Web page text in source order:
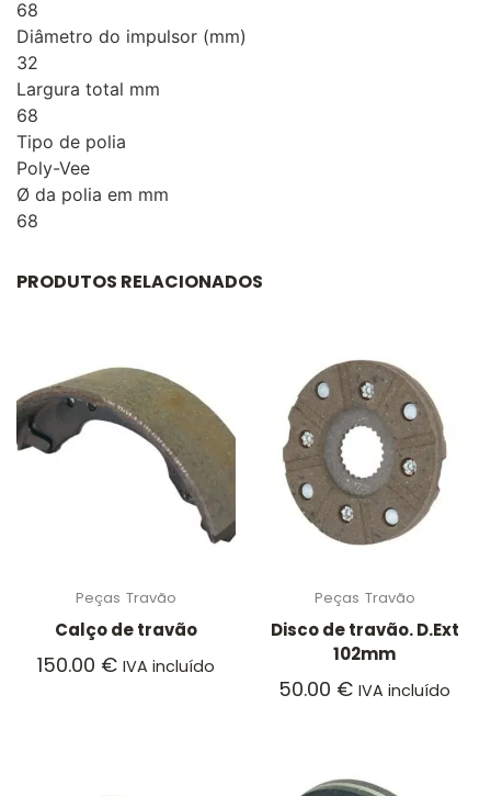
68
Diâmetro do impulsor (mm)
32
Largura total mm
68
Tipo de polia
Poly-Vee
Ø da polia em mm
68
PRODUTOS RELACIONADOS
Peças Travão
Calço de travão
150.00 € IVA incluído
Peças Travão
Disco de travão. D.Ext
102mm
50.00 € IVA incluído